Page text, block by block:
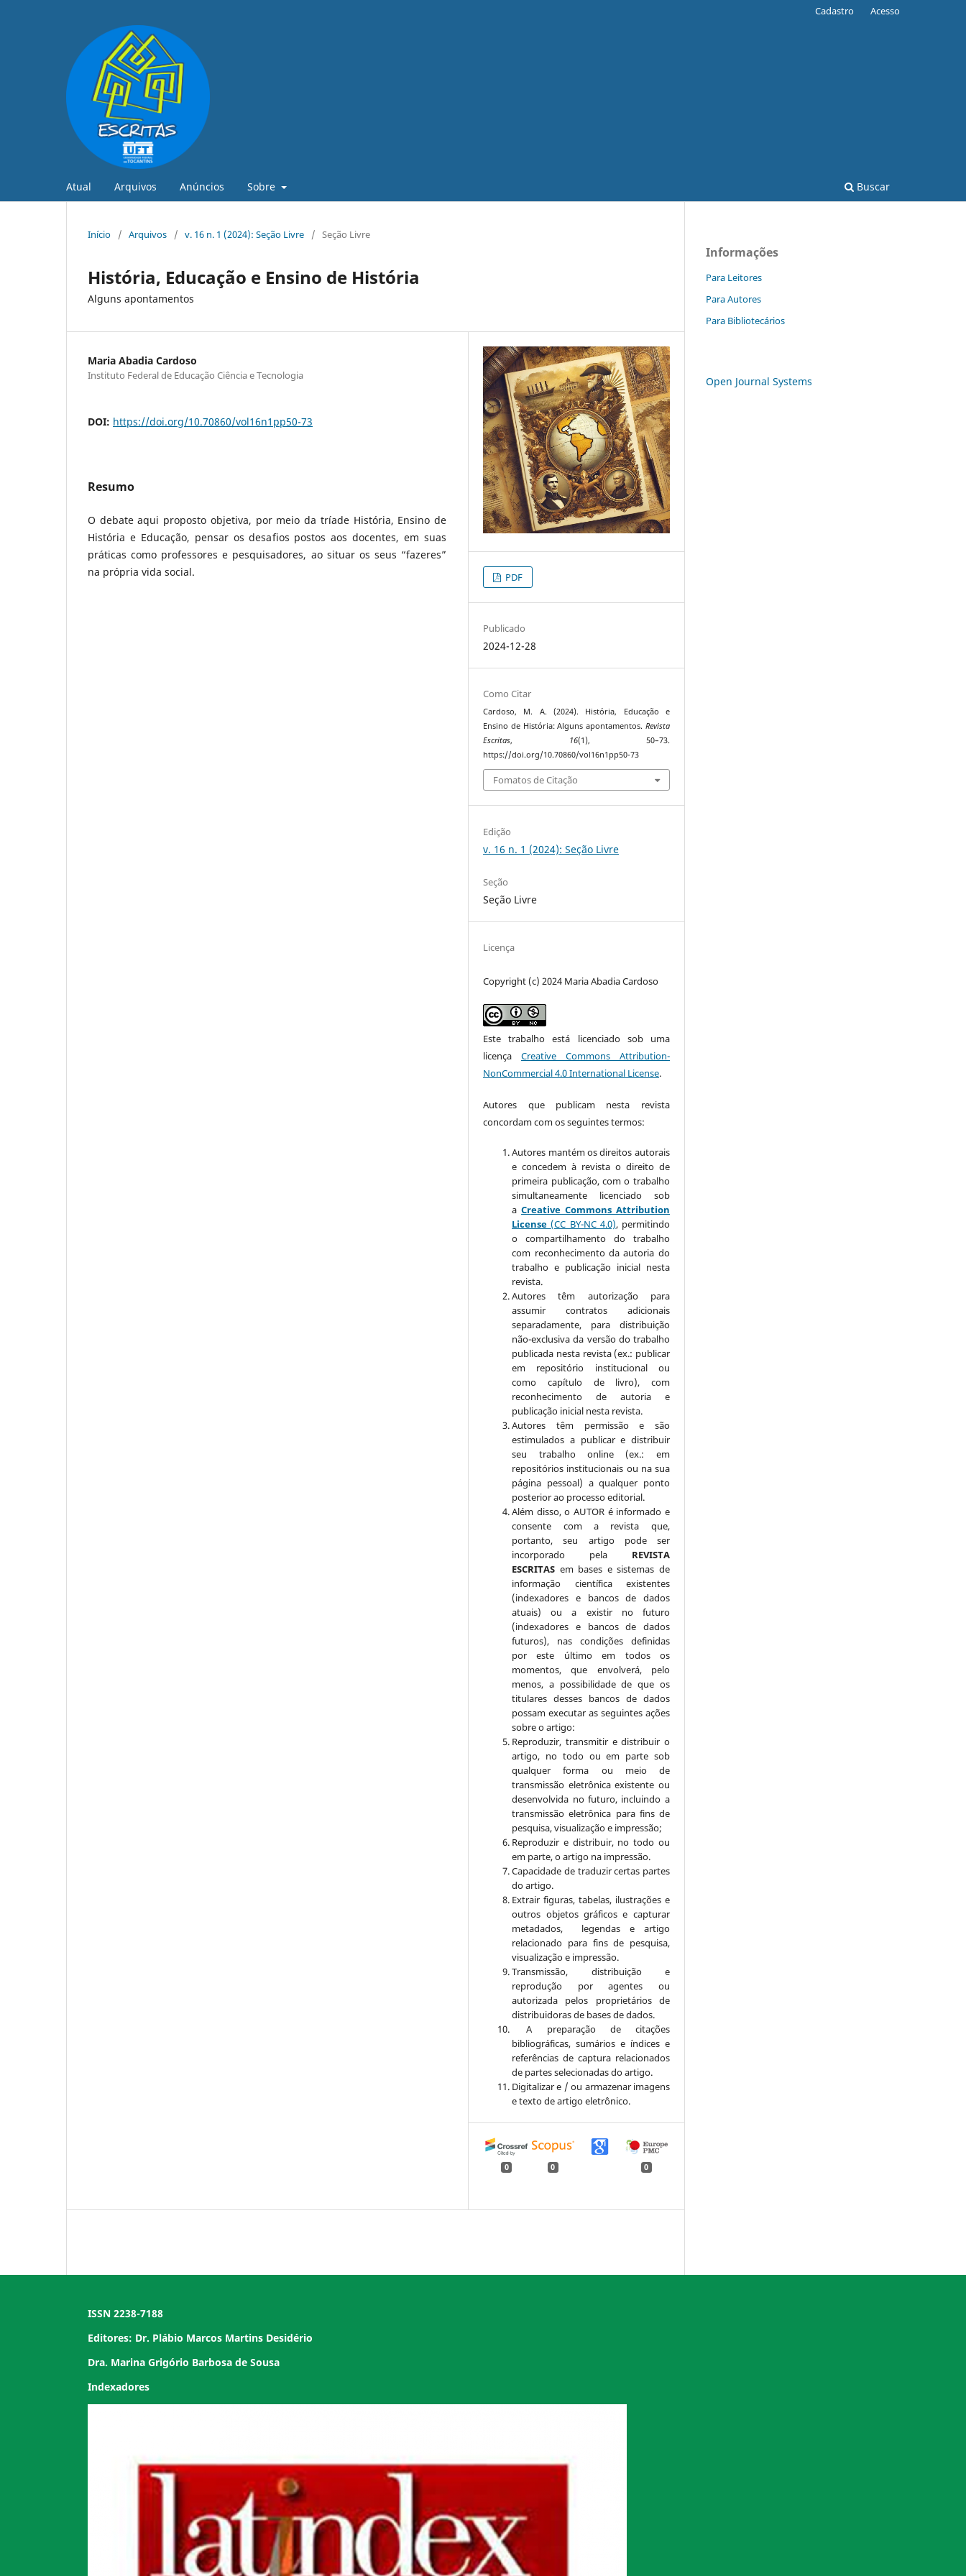
Atual Arquivos Anúncios Sobre Buscar
Cadastro Acesso
Início / Arquivos / v. 16 n. 1 (2024): Seção Livre / Seção Livre
História, Educação e Ensino de História
Alguns apontamentos
Maria Abadia Cardoso
Instituto Federal de Educação Ciência e Tecnologia
DOI: https://doi.org/10.70860/vol16n1pp50-73
Resumo
O debate aqui proposto objetiva, por meio da tríade História, Ensino de
História e Educação, pensar os desafios postos aos docentes, em suas
práticas como professores e pesquisadores, ao situar os seus “fazeres”
na própria vida social.
PDF
Publicado
2024-12-28
Como Citar
Cardoso, M. A. (2024). História, Educação e
Ensino de História: Alguns apontamentos. Revista
Escritas, 16(1), 50–73.
https://doi.org/10.70860/vol16n1pp50-73
Fomatos de Citação
Edição
v. 16 n. 1 (2024): Seção Livre
Seção
Seção Livre
Licença
Copyright (c) 2024 Maria Abadia Cardoso
Este trabalho está licenciado sob uma
licençaCreative Commons Attribution-
NonCommercial 4.0 International License.
Autores que publicam nesta revista
concordam com os seguintes termos:
Autores mantém os direitos autorais
e concedem à revista o direito de
primeira publicação, com o trabalho
simultaneamente licenciado sob
aCreative Commons Attribution
License(CC BY-NC 4.0), permitindo
o compartilhamento do trabalho
com reconhecimento da autoria do
trabalho e publicação inicial nesta
revista.
Autores têm autorização para
assumir contratos adicionais
separadamente, para distribuição
não-exclusiva da versão do trabalho
publicada nesta revista (ex.: publicar
em repositório institucional ou
como capítulo de livro), com
reconhecimento de autoria e
publicação inicial nesta revista.
Autores têm permissão e são
estimulados a publicar e distribuir
seu trabalho online (ex.: em
repositórios institucionais ou na sua
página pessoal) a qualquer ponto
posterior ao processo editorial.
Além disso, o AUTOR é informado e
consente com a revista que,
portanto, seu artigo pode ser
incorporado pela REVISTA
ESCRITAS em bases e sistemas de
informação científica existentes
(indexadores e bancos de dados
atuais) ou a existir no futuro
(indexadores e bancos de dados
futuros), nas condições definidas
por este último em todos os
momentos, que envolverá, pelo
menos, a possibilidade de que os
titulares desses bancos de dados
possam executar as seguintes ações
sobre o artigo:
Reproduzir, transmitir e distribuir o
artigo, no todo ou em parte sob
qualquer forma ou meio de
transmissão eletrônica existente ou
desenvolvida no futuro, incluindo a
transmissão eletrônica para fins de
pesquisa, visualização e impressão;
Reproduzir e distribuir, no todo ou
em parte, o artigo na impressão.
Capacidade de traduzir certas partes
do artigo.
Extrair figuras, tabelas, ilustrações e
outros objetos gráficos e capturar
metadados, legendas e artigo
relacionado para fins de pesquisa,
visualização e impressão.
Transmissão, distribuição e
reprodução por agentes ou
autorizada pelos proprietários de
distribuidoras de bases de dados.
A preparação de citações
bibliográficas, sumários e índices e
referências de captura relacionados
de partes selecionadas do artigo.
Digitalizar e / ou armazenar imagens
e texto de artigo eletrônico.
0 0 0
Informações
Para Leitores
Para Autores
Para Bibliotecários
Open Journal Systems
ISSN 2238-7188
Editores: Dr. Plábio Marcos Martins Desidério
Dra. Marina Grigório Barbosa de Sousa
Indexadores